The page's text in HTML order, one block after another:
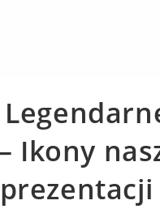
Ikony